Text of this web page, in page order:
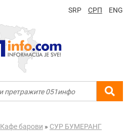
SRP СРП ENG
Кафе барови » СУР БУМЕРАНГ